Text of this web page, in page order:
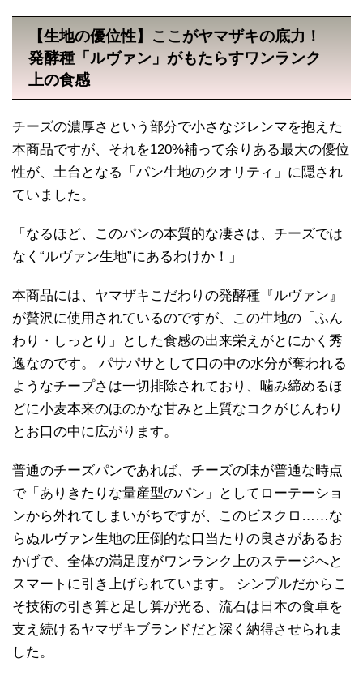
【生地の優位性】ここがヤマザキの底力！
発酵種「ルヴァン」がもたらすワンランク
上の食感
チーズの濃厚さという部分で小さなジレンマを抱えた
本商品ですが、それを120%補って余りある最大の優位
性が、土台となる「パン生地のクオリティ」に隠され
ていました。
「なるほど、このパンの本質的な凄さは、チーズでは
なく“ルヴァン生地”にあるわけか！」
本商品には、ヤマザキこだわりの発酵種『ルヴァン』
が贅沢に使用されているのですが、この生地の「ふん
わり・しっとり」とした食感の出来栄えがとにかく秀
逸なのです。 パサパサとして口の中の水分が奪われる
ようなチープさは一切排除されており、噛み締めるほ
どに小麦本来のほのかな甘みと上質なコクがじんわり
とお口の中に広がります。
普通のチーズパンであれば、チーズの味が普通な時点
で「ありきたりな量産型のパン」としてローテーショ
ンから外れてしまいがちですが、このビスクロ……な
らぬルヴァン生地の圧倒的な口当たりの良さがあるお
かげで、全体の満足度がワンランク上のステージへと
スマートに引き上げられています。 シンプルだからこ
そ技術の引き算と足し算が光る、流石は日本の食卓を
支え続けるヤマザキブランドだと深く納得させられま
した。